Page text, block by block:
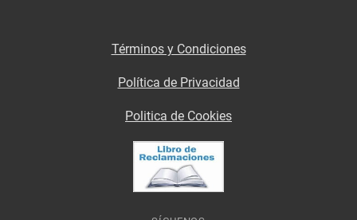
Términos y Condiciones
Política de Privacidad
Politica de Cookies